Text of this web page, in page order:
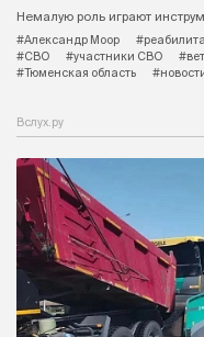
Немалую роль играют
#Александр Моор
#СВО
#участники СВО
#Тюменская область
Вслух.ру